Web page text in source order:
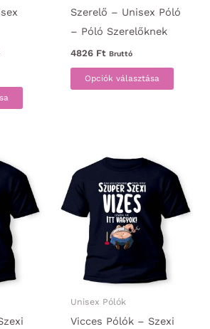
Ennek
a
variációja
van.
A
termékoldalon
választhatók
Szerelő – Unisex Póló
– Póló Szerelőknek
4826 Ft Bruttó
Opciók választása
Ennek
a
van.
A
Unisex Pólók
Vicces Pólók – Szexi